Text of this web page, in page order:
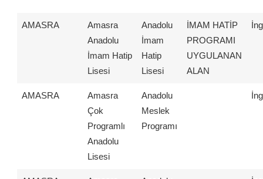
AMASRA
Amasra
Anadolu
İmam Hatip
Lisesi
Anadolu
İmam
Hatip
Lisesi
İMAM HATİP
PROGRAMI
UYGULANAN
ALAN
AMASRA
Amasra
Çok
Programlı
Anadolu
Lisesi
Anadolu
Meslek
Programı